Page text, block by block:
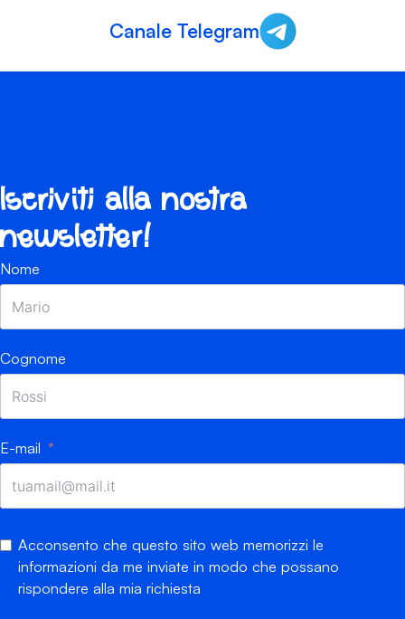
Canale Telegram
Iscriviti alla nostra
newsletter!
Nome
Cognome
E-mail
Acconsento che questo sito web memorizzi le
informazioni da me inviate in modo che possano
rispondere alla mia richiesta